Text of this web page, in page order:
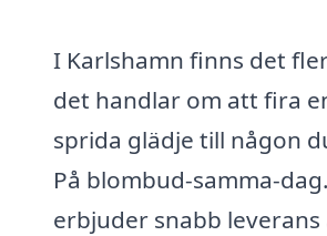
I Karlshamn finns det
det handlar om att fira
sprida glädje till någon
På blombud-samma-
erbjuder snabb